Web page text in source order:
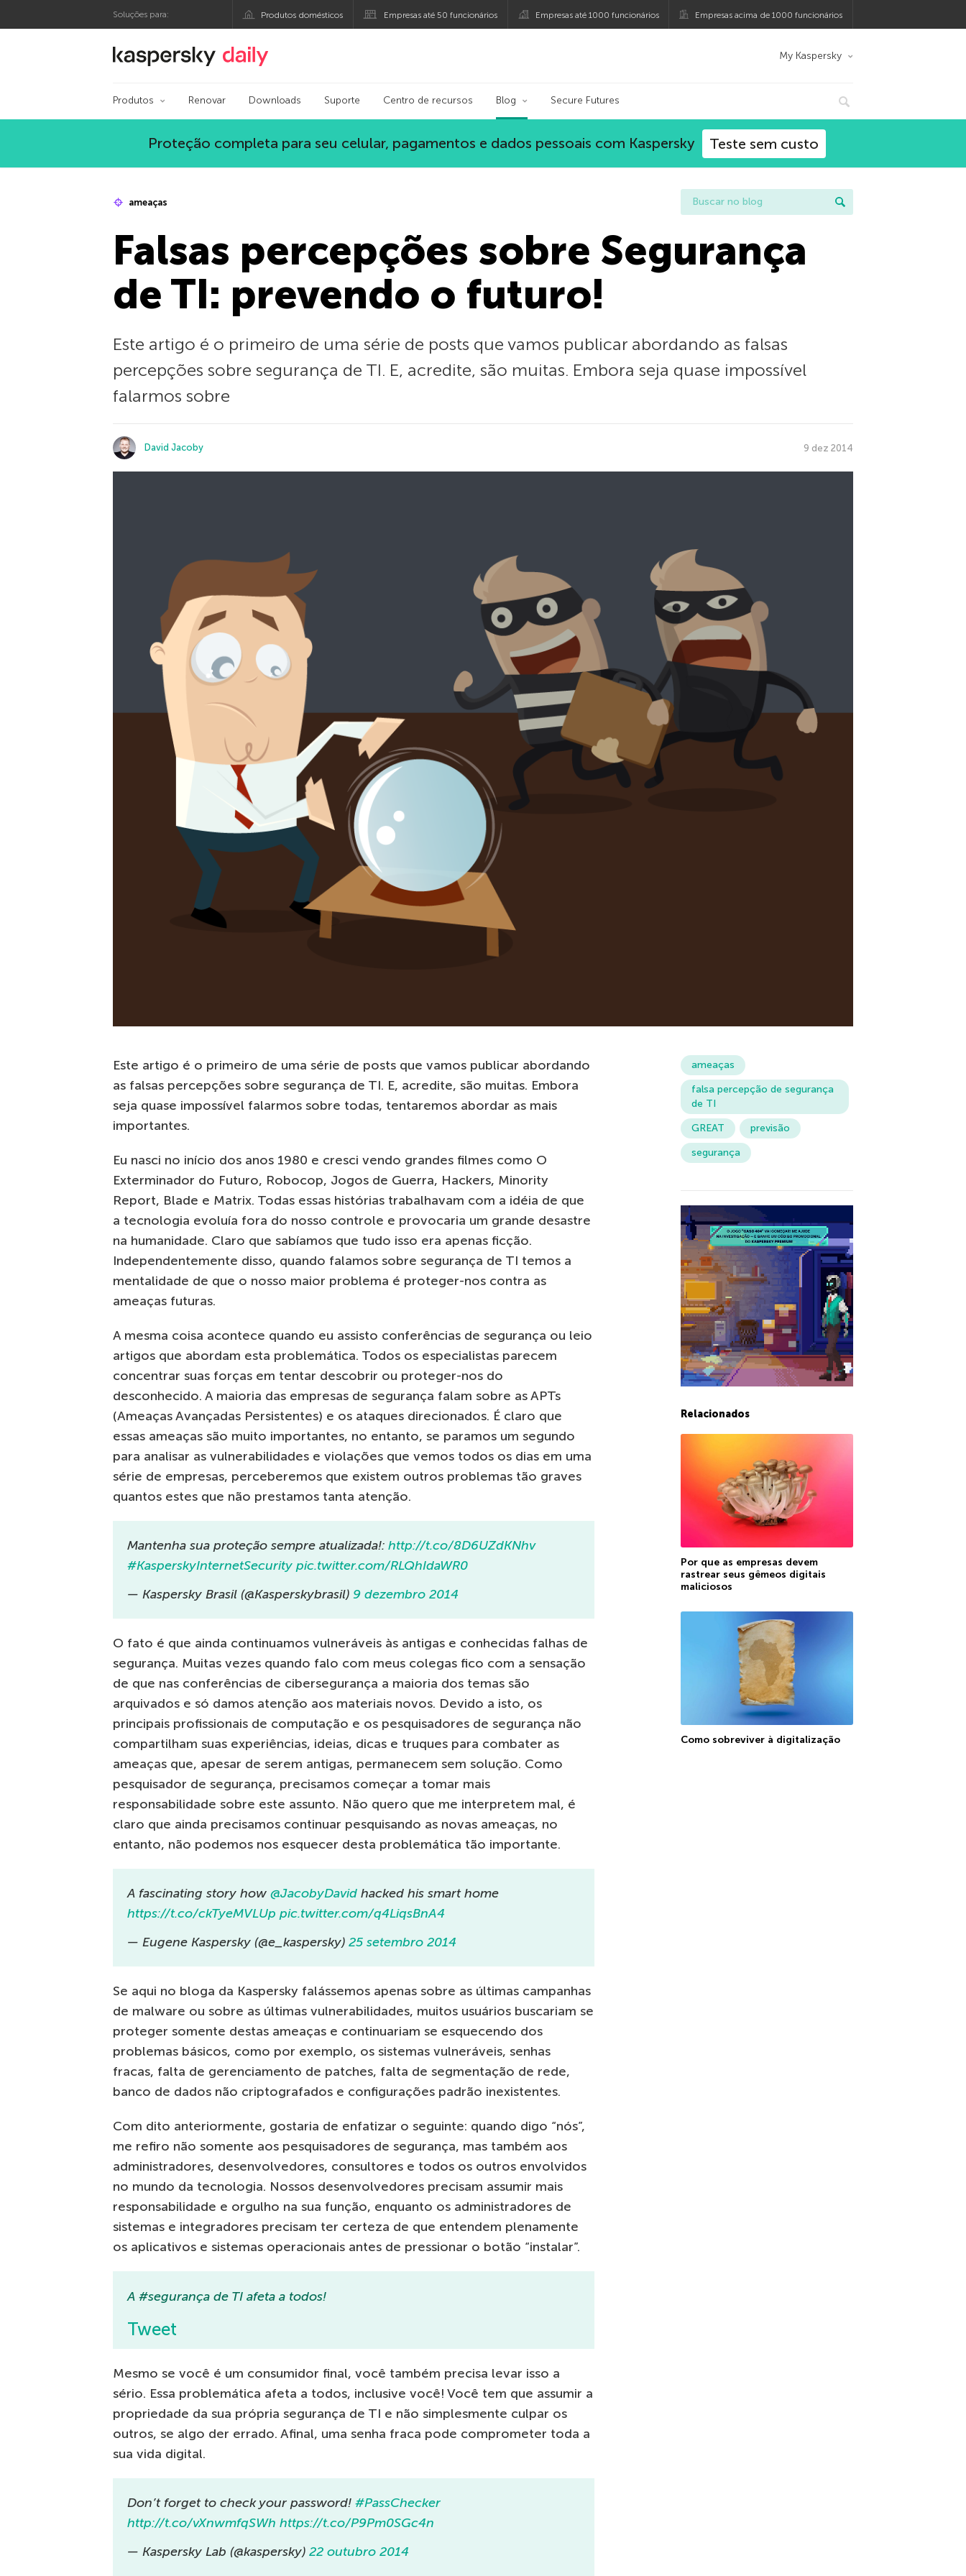
Soluções para: Produtos domésticos Empresas até 50 funcionários Empresas até 1000 funcionários Empresas acima de 1000 funcionários
Blog oficial da Kaspersky My Kaspersky
Produtos Renovar Downloads Suporte Centro de recursos Blog Secure Futures
Proteção completa para seu celular, pagamentos e dados pessoais com Kaspersky Teste sem custo
ameaças
Falsas percepções sobre Segurança
de TI: prevendo o futuro!
Este artigo é o primeiro de uma série de posts que vamos publicar abordando as falsas
percepções sobre segurança de TI. E, acredite, são muitas. Embora seja quase impossível
falarmos sobre
David Jacoby 9 dez 2014
Este artigo é o primeiro de uma série de posts que vamos publicar abordando
as falsas percepções sobre segurança de TI. E, acredite, são muitas. Embora
seja quase impossível falarmos sobre todas, tentaremos abordar as mais
importantes.
Eu nasci no início dos anos 1980 e cresci vendo grandes filmes como O
Exterminador do Futuro, Robocop, Jogos de Guerra, Hackers, Minority
Report, Blade e Matrix. Todas essas histórias trabalhavam com a idéia de que
a tecnologia evoluía fora do nosso controle e provocaria um grande desastre
na humanidade. Claro que sabíamos que tudo isso era apenas ficção.
Independentemente disso, quando falamos sobre segurança de TI temos a
mentalidade de que o nosso maior problema é proteger-nos contra as
ameaças futuras.
A mesma coisa acontece quando eu assisto conferências de segurança ou leio
artigos que abordam esta problemática. Todos os especialistas parecem
concentrar suas forças em tentar descobrir ou proteger-nos do
desconhecido. A maioria das empresas de segurança falam sobre as APTs
(Ameaças Avançadas Persistentes) e os ataques direcionados. É claro que
essas ameaças são muito importantes, no entanto, se paramos um segundo
para analisar as vulnerabilidades e violações que vemos todos os dias em uma
série de empresas, perceberemos que existem outros problemas tão graves
quantos estes que não prestamos tanta atenção.
Mantenha sua proteção sempre atualizada!: http://t.co/8D6UZdKNhv
#KasperskyInternetSecurity pic.twitter.com/RLQhIdaWR0
— Kaspersky Brasil (@Kasperskybrasil) 9 dezembro 2014
O fato é que ainda continuamos vulneráveis às antigas e conhecidas falhas de
segurança. Muitas vezes quando falo com meus colegas fico com a sensação
de que nas conferências de cibersegurança a maioria dos temas são
arquivados e só damos atenção aos materiais novos. Devido a isto, os
principais profissionais de computação e os pesquisadores de segurança não
compartilham suas experiências, ideias, dicas e truques para combater as
ameaças que, apesar de serem antigas, permanecem sem solução. Como
pesquisador de segurança, precisamos começar a tomar mais
responsabilidade sobre este assunto. Não quero que me interpretem mal, é
claro que ainda precisamos continuar pesquisando as novas ameaças, no
entanto, não podemos nos esquecer desta problemática tão importante.
A fascinating story how @JacobyDavid hacked his smart home
https://t.co/ckTyeMVLUp pic.twitter.com/q4LiqsBnA4
— Eugene Kaspersky (@e_kaspersky) 25 setembro 2014
Se aqui no bloga da Kaspersky falássemos apenas sobre as últimas campanhas
de malware ou sobre as últimas vulnerabilidades, muitos usuários buscariam se
proteger somente destas ameaças e continuariam se esquecendo dos
problemas básicos, como por exemplo, os sistemas vulneráveis, senhas
fracas, falta de gerenciamento de patches, falta de segmentação de rede,
banco de dados não criptografados e configurações padrão inexistentes.
Com dito anteriormente, gostaria de enfatizar o seguinte: quando digo “nós”,
me refiro não somente aos pesquisadores de segurança, mas também aos
administradores, desenvolvedores, consultores e todos os outros envolvidos
no mundo da tecnologia. Nossos desenvolvedores precisam assumir mais
responsabilidade e orgulho na sua função, enquanto os administradores de
sistemas e integradores precisam ter certeza de que entendem plenamente
os aplicativos e sistemas operacionais antes de pressionar o botão “instalar”.
A #segurança de TI afeta a todos!
Tweet
Mesmo se você é um consumidor final, você também precisa levar isso a
sério. Essa problemática afeta a todos, inclusive você! Você tem que assumir a
propriedade da sua própria segurança de TI e não simplesmente culpar os
outros, se algo der errado. Afinal, uma senha fraca pode comprometer toda a
sua vida digital.
Don’t forget to check your password! #PassChecker
http://t.co/vXnwmfqSWh https://t.co/P9Pm0SGc4n
— Kaspersky Lab (@kaspersky) 22 outubro 2014
ameaças
falsa percepção de segurança
de TI
GREAT
previsão
segurança
Relacionados
Por que as empresas devem
rastrear seus gêmeos digitais
maliciosos
Como sobreviver à digitalização